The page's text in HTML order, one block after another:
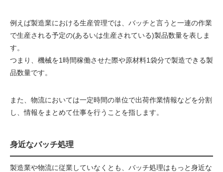
例えば製造業における生産管理では、バッチと言うと一連の作業
で生産される予定の(あるいは生産されている)製品数量を表しま
す。
つまり、機械を1時間稼働させた際や原材料1袋分で製造できる製
品数量です。
また、物流においては一定時間の単位で出荷作業情報などを分割
し、情報をまとめて仕事を行うことを指します。
身近なバッチ処理
製造業や物流に従業していなくとも、バッチ処理はもっと身近な